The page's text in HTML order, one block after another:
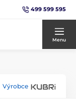
499 599 595
Menu
Výrobce